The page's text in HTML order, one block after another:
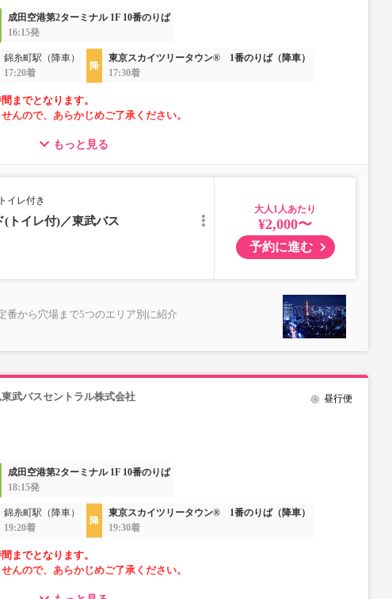
成田空港第2ターミナル 1F 10番のりば
16:15発
錦糸町駅（降車）
17:20着
東京スカイツリータウン® 1番のりば（降車）
17:30着
までとなります。
んので、あらかじめご了承ください。
せん。
め予約いただけない場合がございます。
もっと見る
トイレ付き
(トイレ付)／東武バス
大人
¥2,000〜
予約に進む
番から穴場まで5つのエリア別に紹介
武バスセントラル株式会社 昼行便
成田空港第2ターミナル 1F 10番のりば
18:15発
錦糸町駅（降車）
19:20着
東京スカイツリータウン® 1番のりば（降車）
19:30着
までとなります。
んので、あらかじめご了承ください。